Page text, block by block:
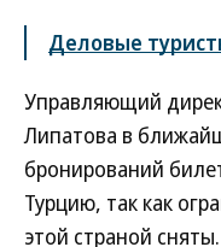
Деловые
Управляющий
Липатова в
бронирований
Турцию, так как
этой страной